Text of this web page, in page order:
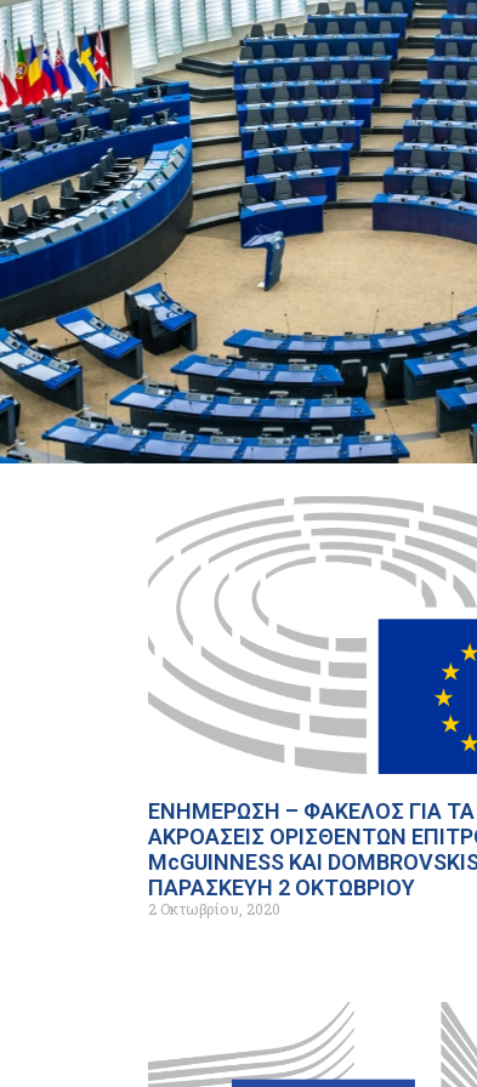
ΕΝΗΜΕΡΩΣΗ – ΦΑΚΕΛΟΣ ΓΙΑ
ΑΚΡΟΑΣΕΙΣ ΟΡΙΣΘΕΝΤΩΝ
McGUINNESS ΚΑΙ
ΠΑΡΑΣΚΕΥΗ 2 ΟΚΤΩΒΡΙΟΥ
2 Οκτωβρίου, 2020